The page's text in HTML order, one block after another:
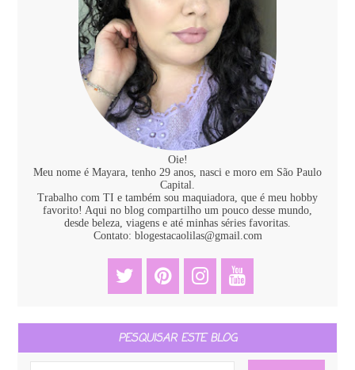
Oie!
Meu nome é Mayara, tenho 29 anos, nasci e moro em São Paulo
Capital.
Trabalho com TI e também sou maquiadora, que é meu hobby
favorito! Aqui no blog compartilho um pouco desse mundo,
desde beleza, viagens e até minhas séries favoritas.
Contato: blogestacaolilas@gmail.com
PESQUISAR ESTE BLOG